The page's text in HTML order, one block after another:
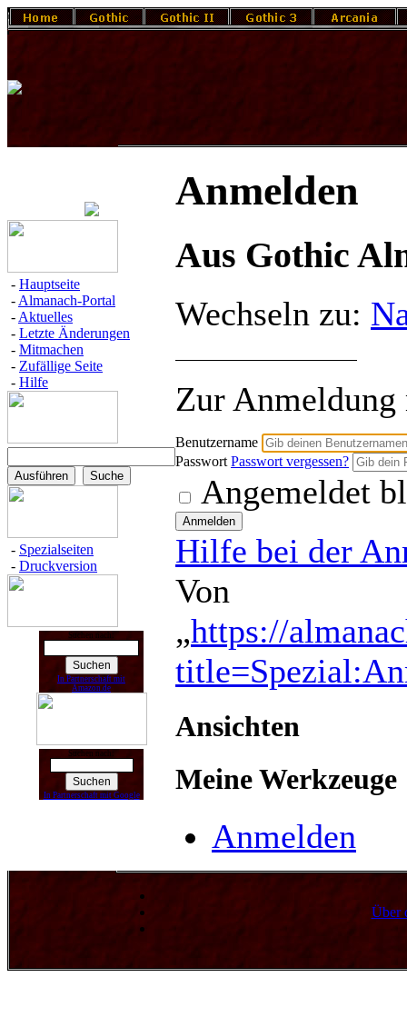
- Hauptseite
- Almanach-Portal
- Aktuelles
- Letzte Änderungen
- Mitmachen
- Zufällige Seite
- Hilfe
- Spezialseiten
- Druckversion
Suchen nach:
In Partnerschaft mit
Amazon.de
Suchen nach:
In Partnerschaft mit Google
Anmelden
Aus Gothic
Wechseln zu:
Zur Anmeldung
Benutzername
Passwort Passwort vergessen?
Angemeldet
Hilfe bei der
Von
„https://
Ansichten
Meine Werkzeuge
Anmelden
Über